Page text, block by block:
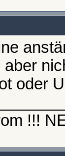
aber
oder
!!!